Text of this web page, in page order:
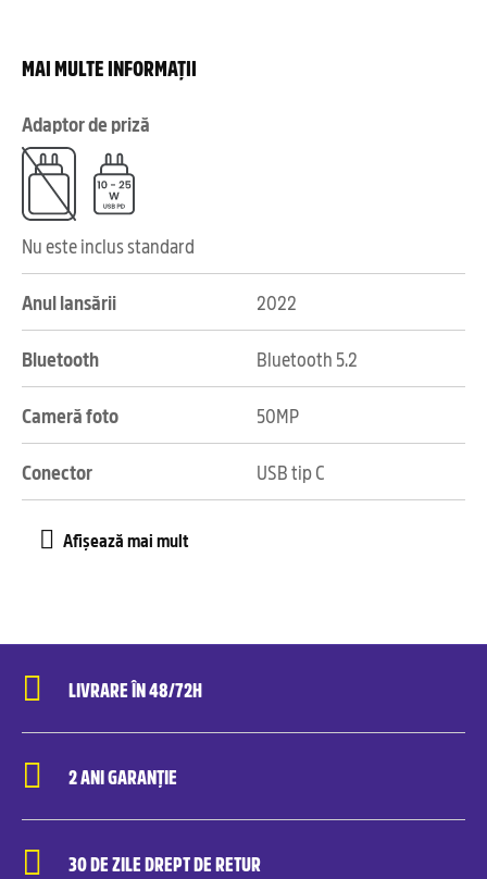
MAI MULTE INFORMAȚII
Adaptor de priză
Nu este inclus standard
Anul lansării 2022
Bluetooth Bluetooth 5.2
Cameră foto 50MP
Conector USB tip C
LIVRARE ÎN 48/72H
2 ANI GARANȚIE
30 DE ZILE DREPT DE RETUR